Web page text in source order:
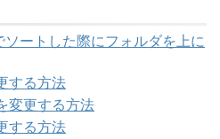
ートした際にフォルダを上に
する方法
変更する方法
する方法